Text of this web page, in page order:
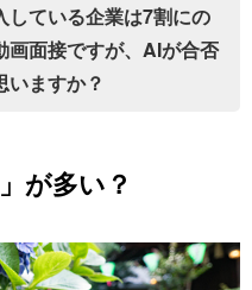
している企業は7割にの
画面接ですが、AIが合否
いますか？
が多い？